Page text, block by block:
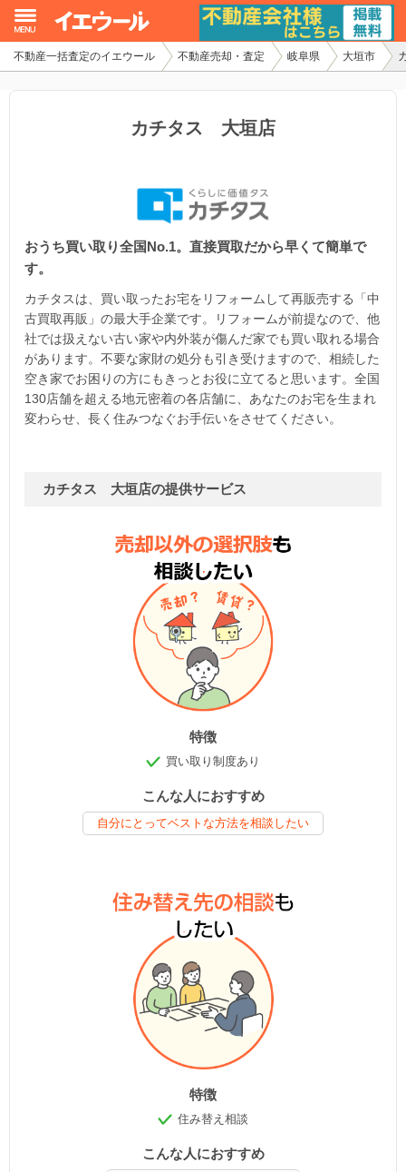
不動産一括査定のイエウール 不動産売却・査定 岐阜県 大垣市
カチタス 大垣店
おうち買い取り全国No.1。直接買取だから早くて簡単で
す。
カチタスは、買い取ったお宅をリフォームして再販売する「中
古買取再販」の最大手企業です。リフォームが前提なので、他
社では扱えない古い家や内外装が傷んだ家でも買い取れる場合
があります。不要な家財の処分も引き受けますので、相続した
空き家でお困りの方にもきっとお役に立てると思います。全国
130店舗を超える地元密着の各店舗に、あなたのお宅を生まれ
変わらせ、長く住みつなぐお手伝いをさせてください。
カチタス 大垣店の提供サービス
特徴
買い取り制度あり
こんな人におすすめ
自分にとってベストな方法を相談したい
特徴
住み替え相談
こんな人におすすめ
イエウール加盟希望の不動産会社様
不動産の売却・一括査定
家査定シミュレーター
お問い合わせ